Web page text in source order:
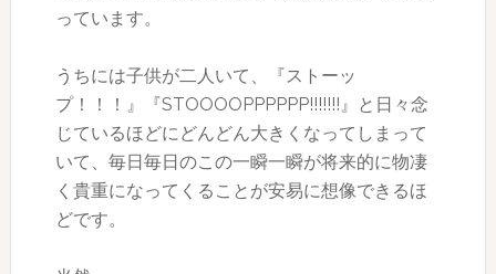
っています。
うちには子供が二人いて、『ストーッ
プ！！！』『STOOOOPPPPPP!!!!!!!』と日々念
じているほどにどんどん大きくなってしまって
いて、毎日毎日のこの一瞬一瞬が将来的に物凄
く貴重になってくることが安易に想像できるほ
どです。